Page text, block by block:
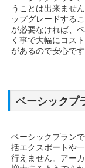
うことは出来ませ
ップグレードする
が必要なければ、
く事で大幅にコス
があるので安心です
ベーシックプ
ベーシックプラン
括エクスポートや
行えません。アー